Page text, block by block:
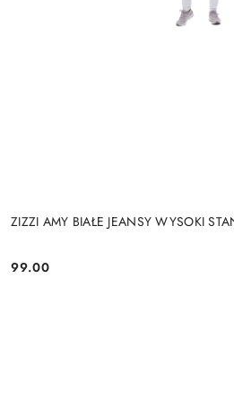
ZIZZI AMY BIAŁE JEANSY WYSOKI
Cena:
99.00